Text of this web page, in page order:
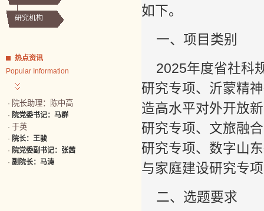
研究机构
热点资讯
Popular Information
· 院长助理：陈中高
· 院党委书记：马群
· 于英
· 院长：王骏
· 院党委副书记：张茜
· 副院长：马涛
如下。
一、项目类别
2025年度省社科
研究专项、沂蒙精
造高水平对外开放
研究专项、文旅融
研究专项、数字山
与家庭建设研究专
二、选题要求